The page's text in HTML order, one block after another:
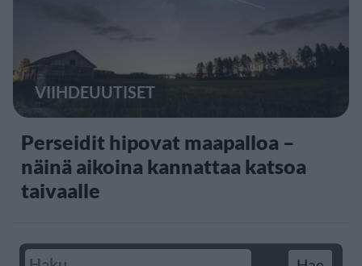
VIIHDEUUTISET
Perseidit hipovat maapalloa –
näinä aikoina kannattaa katsoa
taivaalle